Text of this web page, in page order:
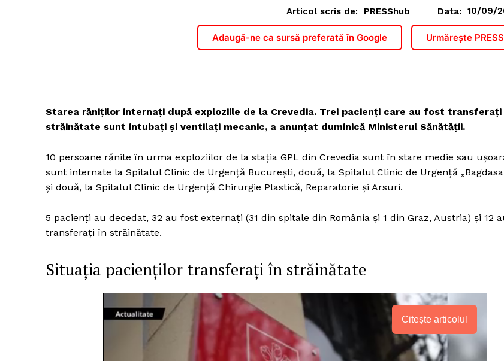
Articol scris de: PRESShub Data: 10/09/
Adaugă-ne ca sursă preferată în Google Urmărește
Starea răniților internați după exploziile de la Crevedia. Trei pacienţi care au fost transferaţi
străinătate sunt intubaţi şi ventilaţi mecanic, a anunțat duminică Ministerul Sănătăţii.
10 persoane rănite în urma exploziilor de la stația GPL din Crevedia sunt în stare medie sau
sunt internate la Spitalul Clinic de Urgenţă Bucureşti, două, la Spitalul Clinic de Urgenţă
și două, la Spitalul Clinic de Urgenţă Chirurgie Plastică, Reparatorie şi Arsuri.
5 pacienți au decedat, 32 au fost externați (31 din spitale din România şi 1 din Graz, Austria) și 12
transferaţi în străinătate.
Situația pacienţilor transferaţi în străinătate
Citește articolul